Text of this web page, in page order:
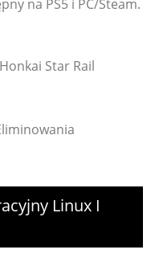
na PS5 i PC/Steam.
Star Rail
Linux I